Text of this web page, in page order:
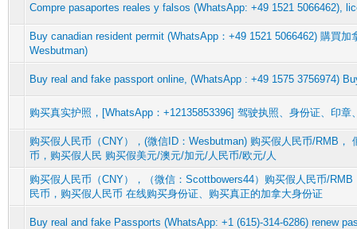
Compre pasaportes reales y falsos (WhatsApp: +49 1521 5066462),
Buy canadian resident permit (WhatsApp：+49 1521 5066462) 購買加
Wesbutman)
Buy real and fake passport online, (WhatsApp : +49 1575 3756974)
购买真实护照，[WhatsApp：+12135853396] 驾驶执照、身份证、印章
购买假人民币（CNY），(微信ID：Wesbutman) 购买假人民币/RMB，
币，购买假人民 购买假美元/澳元/加元/人民币/欧元/人
购买假人民币（CNY），（微信：Scottbowers44）购买假人民币/
民币，购买假人民币 在线购买身份证、购买真正的加拿大身份证
Buy real and fake Passports (WhatsApp: +1 (615)-314-6286) renew